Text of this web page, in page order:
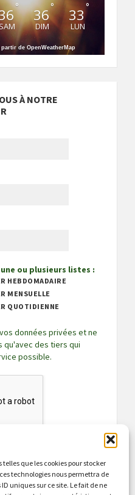
que les cookies pour stocker
technologies nous permettra de
uniques sur ce site. Le fait de ne
° 36°
DIM
33°
LUN
partir de OpenWeatherMap
À NOTRE
ou plusieurs listes :
HEBDOMADAIRE
MENSUELLE
QUOTIDIENNE
données privées et ne
qu'avec des tiers qui
possible.